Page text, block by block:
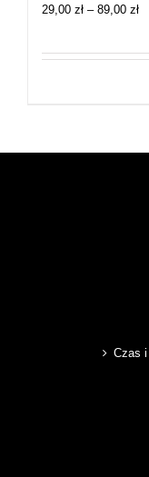
29,00 zł – 89,00 zł
Czas